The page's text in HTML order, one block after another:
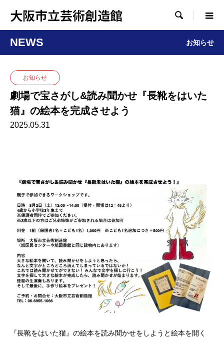
大阪市立芸術創造館 
NEWS お知らせ
お知らせ
劇場で宝さがし&読み聞かせ『長靴をはいた
猫』の絵本を完成させよう
2025.05.31
『長靴をはいた猫』の絵本を読み聞かせをしようと絵本を開く